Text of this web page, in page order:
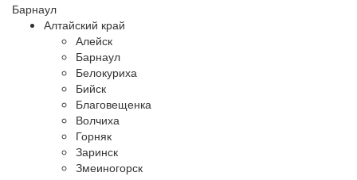
Барнаул
Алтайский край
Алейск
Барнаул
Белокуриха
Бийск
Благовещенка
Волчиха
Горняк
Заринск
Змеиногорск